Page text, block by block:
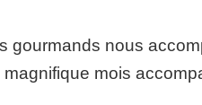
gourmands nous
mois